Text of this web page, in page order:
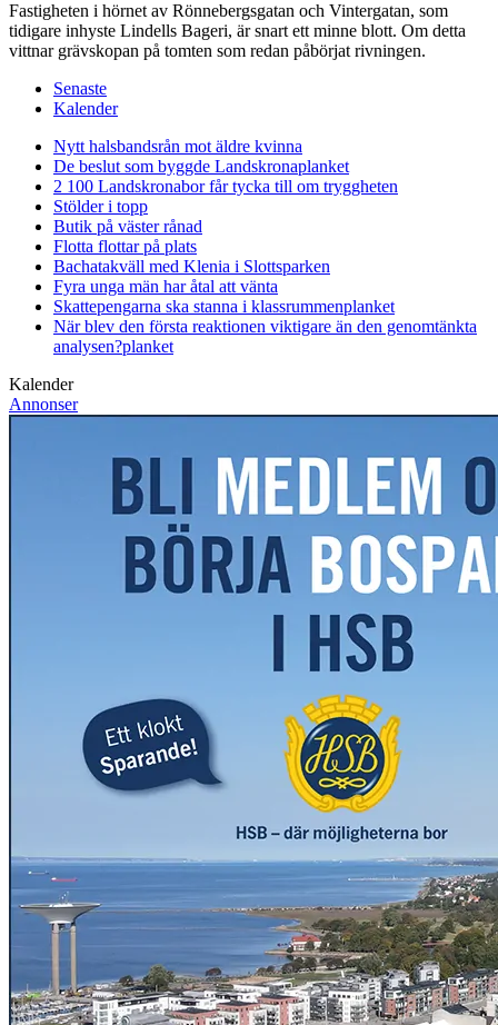
Fastigheten i hörnet av Rönnebergsgatan och Vintergatan, som
tidigare inhyste Lindells Bageri, är snart ett minne blott. Om detta
vittnar grävskopan på tomten som redan påbörjat rivningen.
Senaste
Kalender
Nytt halsbandsrån mot äldre kvinna
De beslut som byggde Landskronaplanket
2 100 Landskronabor får tycka till om tryggheten
Stölder i topp
Butik på väster rånad
Flotta flottar på plats
Bachatakväll med Klenia i Slottsparken
Fyra unga män har åtal att vänta
Skattepengarna ska stanna i klassrummenplanket
När blev den första reaktionen viktigare än den genomtänkta
analysen?planket
Kalender
Annonser